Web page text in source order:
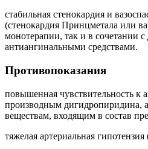
стабильная стенокардия и
(стенокардия Принцметала или
монотерапии, так и в сочетании
антиангинальными средствами.
Противопоказания
повышенная чувствительность к
производным дигидропиридина,
веществам, входящим в состав
тяжелая артериальная